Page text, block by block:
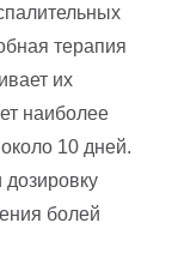
терапия
их
наиболее
10 дней.
дозировку
болей